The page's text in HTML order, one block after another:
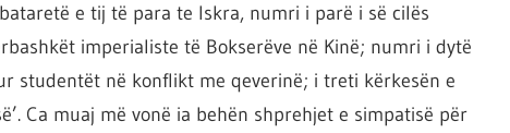
e tij të para te Iskra, numri i parë i së cilës
imperialiste të Bokserëve në Kinë; numri i dytë
studentët në konflikt me qeverinë; i treti kërkesën e
Ca muaj më vonë ia behën shprehjet e simpatisë për